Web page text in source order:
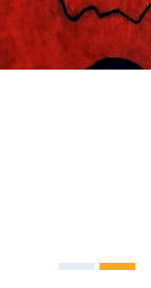
tema:žmonės